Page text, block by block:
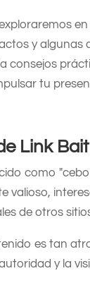
y algunas
consejos
tu
Link Bait
como
valioso,
de otros
es tan
y la